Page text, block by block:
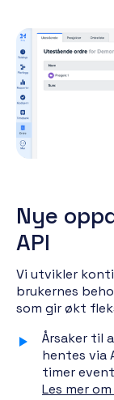
Nye
API
Vi utvikler
brukernes
som gir økt
Årsaker til
hentes via
timer
Les mer